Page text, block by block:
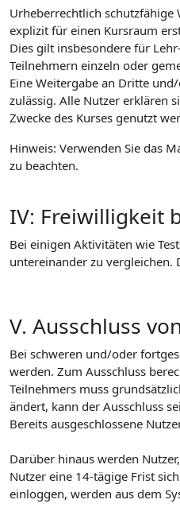
Urheberrechtlich schutzfähige
explizit für einen Kursraum
Dies gilt insbesondere für
Teilnehmern einzeln oder
Eine Weitergabe an Dritte
zulässig. Alle Nutzer erklären
Zwecke des Kurses genutzt
Hinweis: Verwenden Sie das
zu beachten.
IV: Freiwilligkeit
Bei einigen Aktivitäten wie
untereinander zu
V. Ausschluss
Bei schweren und/oder
werden. Zum Ausschluss
Teilnehmers muss
ändert, kann der Ausschluss
Bereits ausgeschlossene
Darüber hinaus werden
Nutzer eine 14-tägige Frist
einloggen, werden aus dem